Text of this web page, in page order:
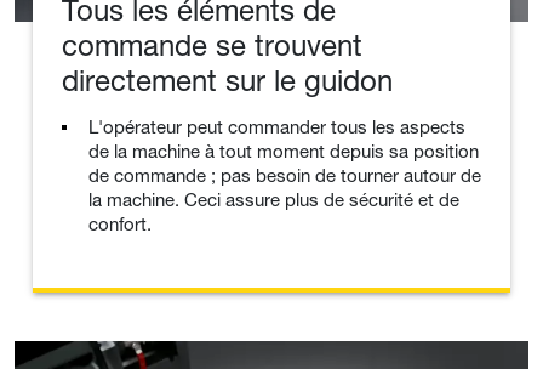
Tous les éléments de
commande se trouvent
directement sur le guidon
L'opérateur peut commander tous les aspects
de la machine à tout moment depuis sa position
de commande ; pas besoin de tourner autour de
la machine. Ceci assure plus de sécurité et de
confort.